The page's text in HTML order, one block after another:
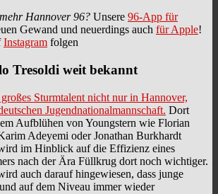
Hannover 96? Unsere 96-App für
Gewand und neuerdings auch für Apple!
Instagram folgen
Tresoldi weit bekannt
Sturmtalent nicht nur in Hannover,
Jugendnationalmannschaft. Dort
Aufblühen von Youngstern wie Florian
Adeyemi oder Jonathan Burkhardt
im Hinblick auf die Effizienz eines
nach der Ära Füllkrug dort noch wichtiger.
auch darauf hingewiesen, dass junge
auf dem Niveau immer wieder